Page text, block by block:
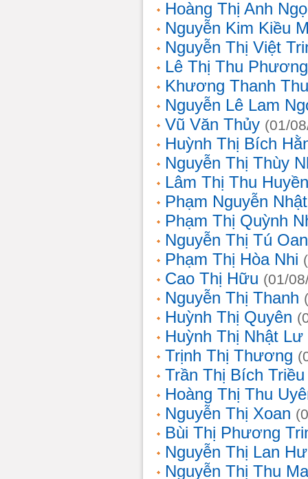
Hoàng Thị Anh
Nguyễn Kim Kiều
Nguyễn Thị Việt
Lê Thị Thu Phương
Khương Thanh
Nguyễn Lê Lam
Vũ Văn Thủy (01/
Huỳnh Thị Bích
Nguyễn Thị Thùy
Lâm Thị Thu Huyền
Phạm Nguyễn
Phạm Thị Quỳnh
Nguyễn Thị Tú
Phạm Thị Hòa Nhi
Cao Thị Hữu (01/
Nguyễn Thị Thanh
Huỳnh Thị Quyên
Huỳnh Thị Nhật Lư
Trịnh Thị Thương
Trần Thị Bích Triều
Hoàng Thị Thu
Nguyễn Thị Xoan
Bùi Thị Phương
Nguyễn Thị Lan
Nguyễn Thị Thu